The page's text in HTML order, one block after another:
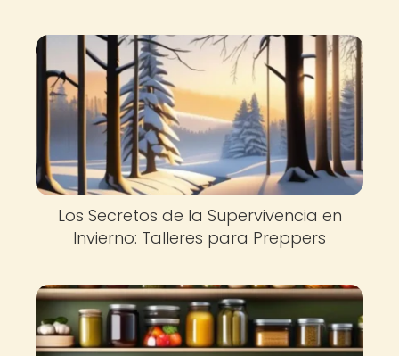
Los Secretos de la Supervivencia en
Invierno: Talleres para Preppers